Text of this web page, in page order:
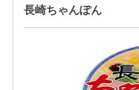
長崎ちゃんぽん